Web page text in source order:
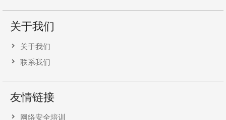
关于我们
关于我们
联系我们
友情链接
网络安全培训